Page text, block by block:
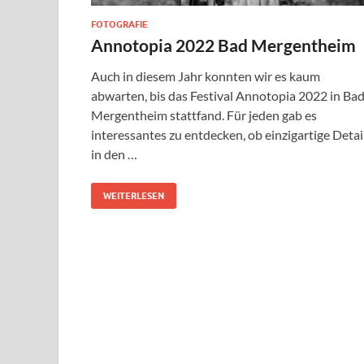
FOTOGRAFIE
Annotopia 2022 Bad Mergentheim
Auch in diesem Jahr konnten wir es kaum
abwarten, bis das Festival Annotopia 2022 in Bad
Mergentheim stattfand. Für jeden gab es
interessantes zu entdecken, ob einzigartige
in den …
WEITERLESEN